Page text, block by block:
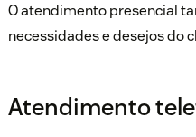
O atendimento presencial
necessidades e desejos do
Atendimento